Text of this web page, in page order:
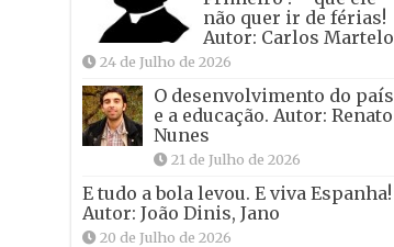
não quer ir de férias!
Autor: Carlos Martelo
24 de Julho de 2026
O desenvolvimento do país
e a educação. Autor: Renato
Nunes
21 de Julho de 2026
E tudo a bola levou. E viva Espanha!
Autor: João Dinis, Jano
20 de Julho de 2026